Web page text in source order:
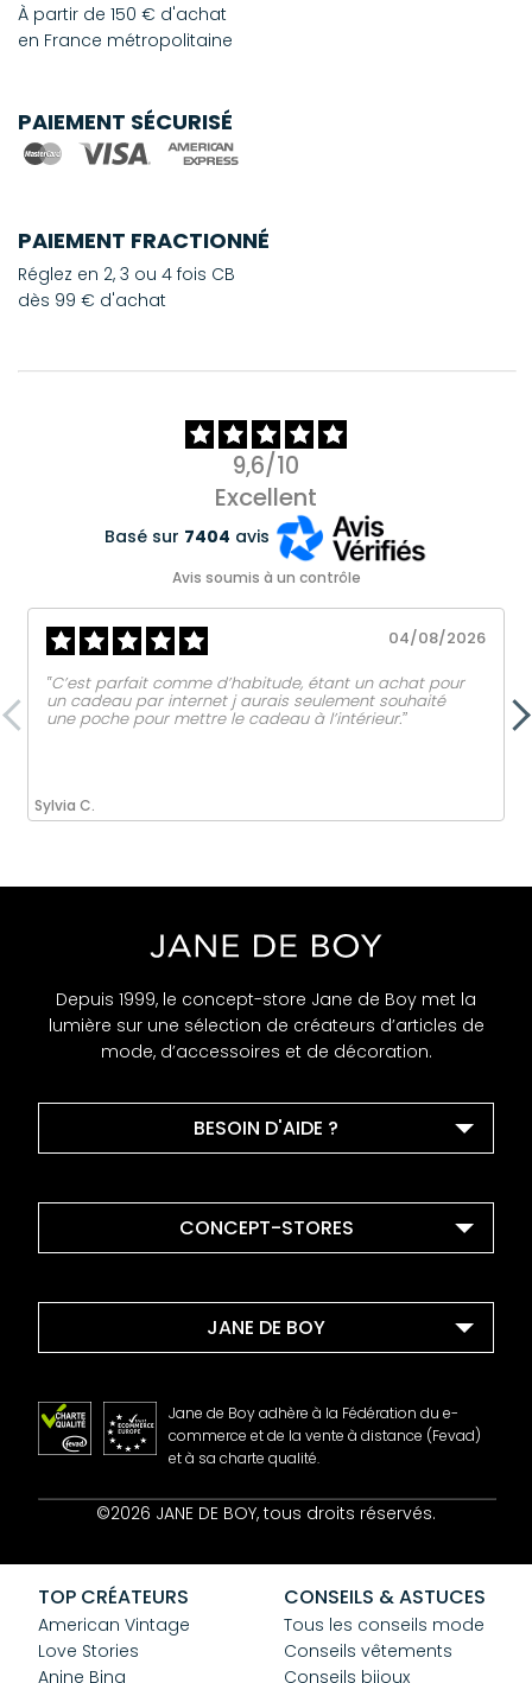
À partir de 150 € d'achat
en France métropolitaine
PAIEMENT SÉCURISÉ
PAIEMENT FRACTIONNÉ
Réglez en 2, 3 ou 4 fois CB
dès 99 € d'achat
9,6/10
Excellent
Basé sur 7404 avis
Avis soumis à un contrôle
Sylvia C.
04/08/2026
‟C’est parfait comme d’habitude, étant un achat pour
un cadeau par internet j aurais seulement souhaité
une poche pour mettre le cadeau à l’intérieur.ˮ
Depuis 1999, le concept-store Jane de Boy met la
lumière sur une sélection de créateurs d’articles de
mode, d’accessoires et de décoration.
BESOIN D'AIDE ?
CONCEPT-STORES
JANE DE BOY
Contact
CGV
Confidentialité
Cookies
Jane de Boy adhère à la Fédération du e-
commerce et de la vente à distance (Fevad)
et à sa charte qualité.
©2026 JANE DE BOY, tous droits réservés.
TOP CRÉATEURS
American Vintage
Love Stories
Anine Bing
CONSEILS & ASTUCES
Tous les conseils mode
Conseils vêtements
Conseils bijoux